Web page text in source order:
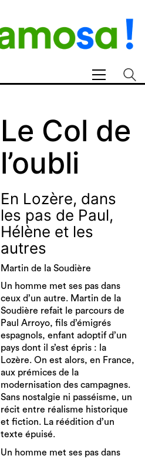
Le Col de
l’oubli
En Lozère, dans
les pas de Paul,
Hélène et les
autres
Martin de la Soudière
Un homme met ses pas dans
ceux d’un autre. Martin de la
Soudière refait le parcours de
Paul Arroyo, fils d’émigrés
espagnols, enfant adoptif d’un
pays dont il s’est épris : la
Lozère. On est alors, en France,
aux prémices de la
modernisation des campagnes.
Sans nostalgie ni passéisme, un
récit entre réalisme historique
et fiction. La réédition d’un
texte épuisé.
Un homme met ses pas dans